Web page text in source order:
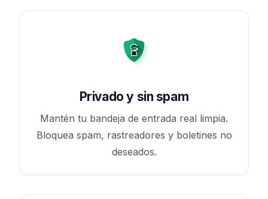
Privado y sin spam
Mantén tu bandeja de entrada real limpia.
Bloquea spam, rastreadores y boletines no
deseados.